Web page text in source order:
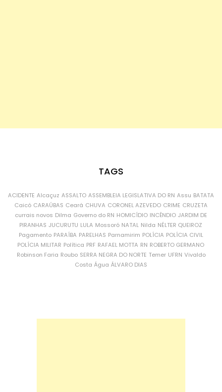
TAGS
ACIDENTE Alcaçuz ASSALTO ASSEMBLEIA LEGISLATIVA DO RN Assu BATATA
Caicó CARAÚBAS Ceará CHUVA CORONEL AZEVEDO CRIME CRUZETA
currais novos Dilma Governo do RN HOMICÍDIO INCÊNDIO JARDIM DE
PIRANHAS JUCURUTU LULA Mossoró NATAL Nilda NÉLTER QUEIROZ
Pagamento PARAÍBA PARELHAS Parnamirim POLÍCIA POLÍCIA CIVIL
POLÍCIA MILITAR Política PRF RAFAEL MOTTA RN ROBERTO GERMANO
Robinson Faria Roubo SERRA NEGRA DO NORTE Temer UFRN Vivaldo
Costa Água ÁLVARO DIAS